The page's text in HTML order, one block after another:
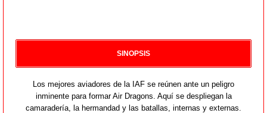
SINOPSIS
Los mejores aviadores de la IAF se reúnen ante un peligro
inminente para formar Air Dragons. Aquí se despliegan la
camaradería, la hermandad y las batallas, internas y externas.